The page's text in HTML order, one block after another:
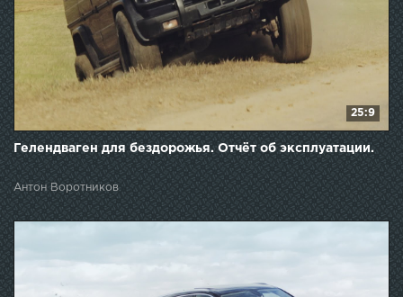
25:9
Гелендваген для бездорожья. Отчёт об эксплуатации.
Антон Воротников